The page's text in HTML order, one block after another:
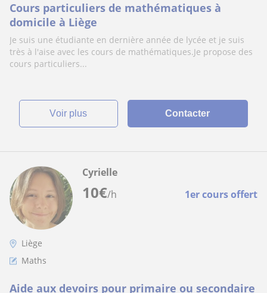
Cours particuliers de mathématiques à
domicile à Liège
Je suis une étudiante en dernière année de lycée et je suis
très à l'aise avec les cours de mathématiques.Je propose des
cours particuliers...
voir plus Contacter
10€/h 1er cours offert
Cyrielle
Liège
Maths
Aide aux devoirs pour primaire ou secondaire